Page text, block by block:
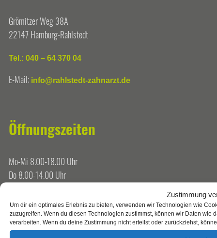
Zustimmung
Um dir ein optimales Erlebnis zu bieten, verwenden wir Technologien wie
zuzugreifen. Wenn du diesen Technologien zustimmst, können wir Daten wie
verarbeiten. Wenn du deine Zustimmung nicht erteilst oder zurückziehst,
Grömitzer Weg 38A
22147 Hamburg-Rahlstedt
Tel.: 040 – 64 370 04
E-Mail: info@rahlstedt-zahnarzt.de
Öffnungszeiten
Mo-Mi 8.00-18.00 Uhr
Do 8.00-14.00 Uhr
Sa-So Geschlossen